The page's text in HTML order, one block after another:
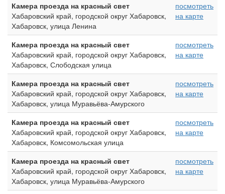
Камера проезда на красный свет
Хабаровский край, городской округ Хабаровск,
Хабаровск, улица Ленина
посмотреть
на карте
Камера проезда на красный свет
Хабаровский край, городской округ Хабаровск,
Хабаровск, Слободская улица
посмотреть
на карте
Камера проезда на красный свет
Хабаровский край, городской округ Хабаровск,
Хабаровск, улица Муравьёва-Амурского
посмотреть
на карте
Камера проезда на красный свет
Хабаровский край, городской округ Хабаровск,
Хабаровск, Комсомольская улица
посмотреть
на карте
Камера проезда на красный свет
Хабаровский край, городской округ Хабаровск,
Хабаровск, улица Муравьёва-Амурского
посмотреть
на карте